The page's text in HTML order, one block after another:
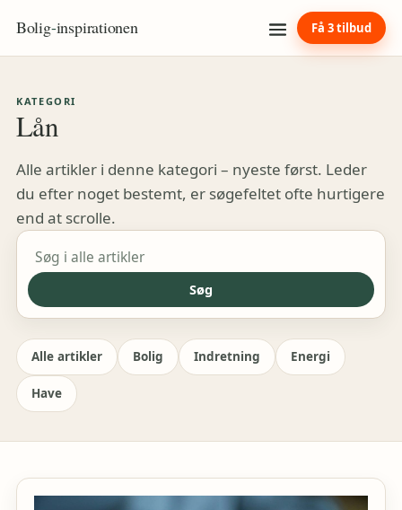
Bolig-inspirationen Få 3 tilbud
KATEGORI
Lån
Alle artikler i denne kategori – nyeste først. Leder
du efter noget bestemt, er søgefeltet ofte hurtigere
end at scrolle.
Søg i artikler Søg
Alle artikler Bolig Indretning Energi
Have